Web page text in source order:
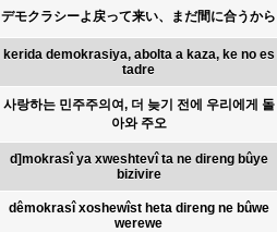
デモクラシーよ戻って来い、まだ間に合うから
kerida demokrasiya, abolta a kaza, ke no es
tadre
사랑하는 민주주의여, 더 늦기 전에 우리에게 돌
아와 주오
d]mokrasî ya xweshtevî ta ne direng bûye
bizivire
dêmokrasî xoshewîst heta direng ne bûwe
werewe